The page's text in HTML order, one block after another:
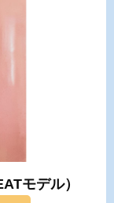
モデル）